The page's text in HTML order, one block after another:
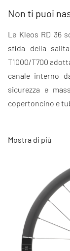
Non ti puoi
Le Kleos RD 36
sfida della
T1000/T700
canale interno
sicurezza e
copertoncino e
(Racing Replica
CeramicSpeed,
a doppio
lubrificante
ralle/sfere per
termini di
registro
sempre
Mostra di più